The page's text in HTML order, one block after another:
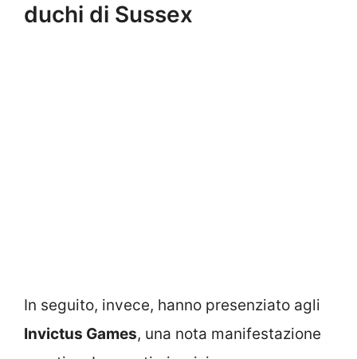
duchi di Sussex
In seguito, invece, hanno presenziato agli
Invictus Games, una nota manifestazione